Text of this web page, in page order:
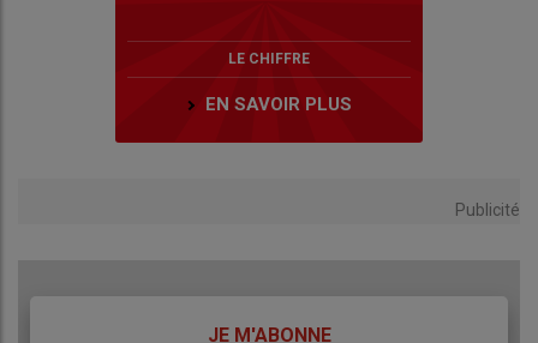
LE CHIFFRE
EN SAVOIR PLUS
Publicité
JE M'ABONNE